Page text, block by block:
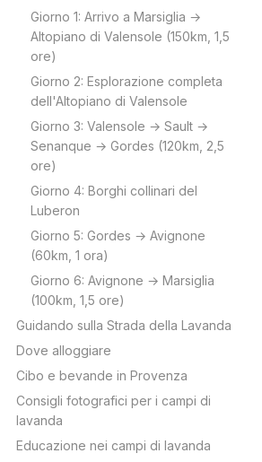
Giorno 1: Arrivo a Marsiglia →
Altopiano di Valensole (150km, 1,5
ore)
Giorno 2: Esplorazione completa
dell'Altopiano di Valensole
Giorno 3: Valensole → Sault →
Senanque → Gordes (120km, 2,5
ore)
Giorno 4: Borghi collinari del
Luberon
Giorno 5: Gordes → Avignone
(60km, 1 ora)
Giorno 6: Avignone → Marsiglia
(100km, 1,5 ore)
Guidando sulla Strada della Lavanda
Dove alloggiare
Cibo e bevande in Provenza
Consigli fotografici per i campi di
lavanda
Educazione nei campi di lavanda